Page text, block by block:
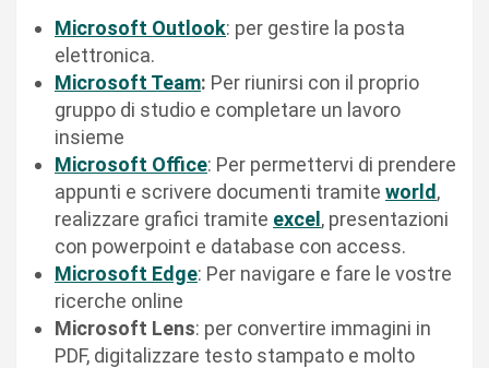
Microsoft Outlook: per gestire la posta
elettronica.
Microsoft Team: Per riunirsi con il proprio
gruppo di studio e completare un lavoro
insieme
Microsoft Office: Per permettervi di prendere
appunti e scrivere documenti tramite world,
realizzare grafici tramite excel, presentazioni
con powerpoint e database con access.
Microsoft Edge: Per navigare e fare le vostre
ricerche online
Microsoft Lens: per convertire immagini in
PDF, digitalizzare testo stampato e molto